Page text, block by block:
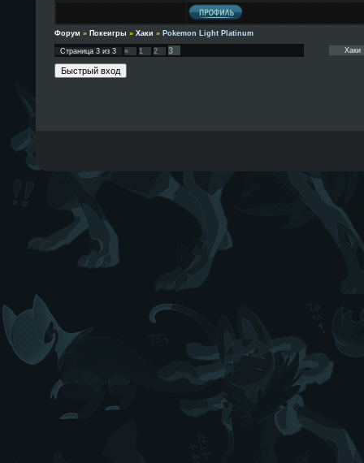
Форум » Покеигры » Хаки » Pokemon Light Platinum
Страница 3из 3 « 1 2 3